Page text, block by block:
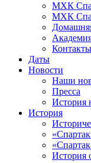
МХК
МХК
Контакты
Даты
Новости
Наши
Пресса
История
История
История